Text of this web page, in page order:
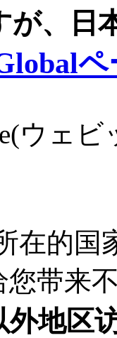
が、日
ウェ
在的国
您带来
外地区